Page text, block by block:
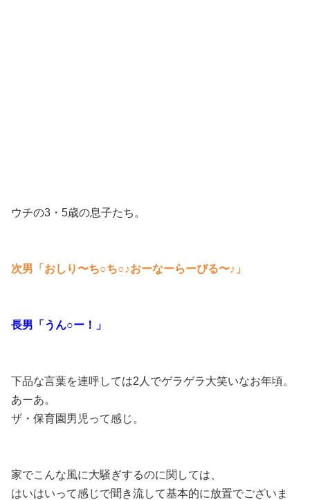
ウチの3・5歳の息子たち。
次男「おしり〜ち○ち○♪おーなーらーぴる〜♪」
長男「うん○ー！」
下品な言葉を連呼しては2人でゲラゲラ大笑いなお年頃。
あーあ。
ザ・保育園男児って感じ。
家でこんな風に大騒ぎするのに関しては、
はいはいって感じで聞き流して基本的に放置でございま